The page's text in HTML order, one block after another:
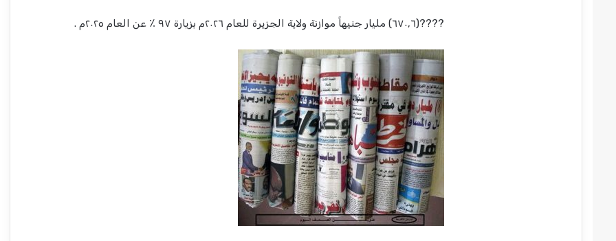
????(٦٧٠,٦) مليار جنيهاً موازنة ولاية الجزيرة للعام ٢٠٢٦م بزيارة ٩٧ ٪ عن العام ٢٠٢٥م .